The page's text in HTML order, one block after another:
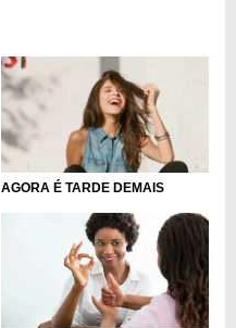
AGORA É TARDE DEMAIS